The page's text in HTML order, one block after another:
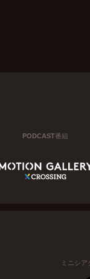
PODCAST番組
ミニシア